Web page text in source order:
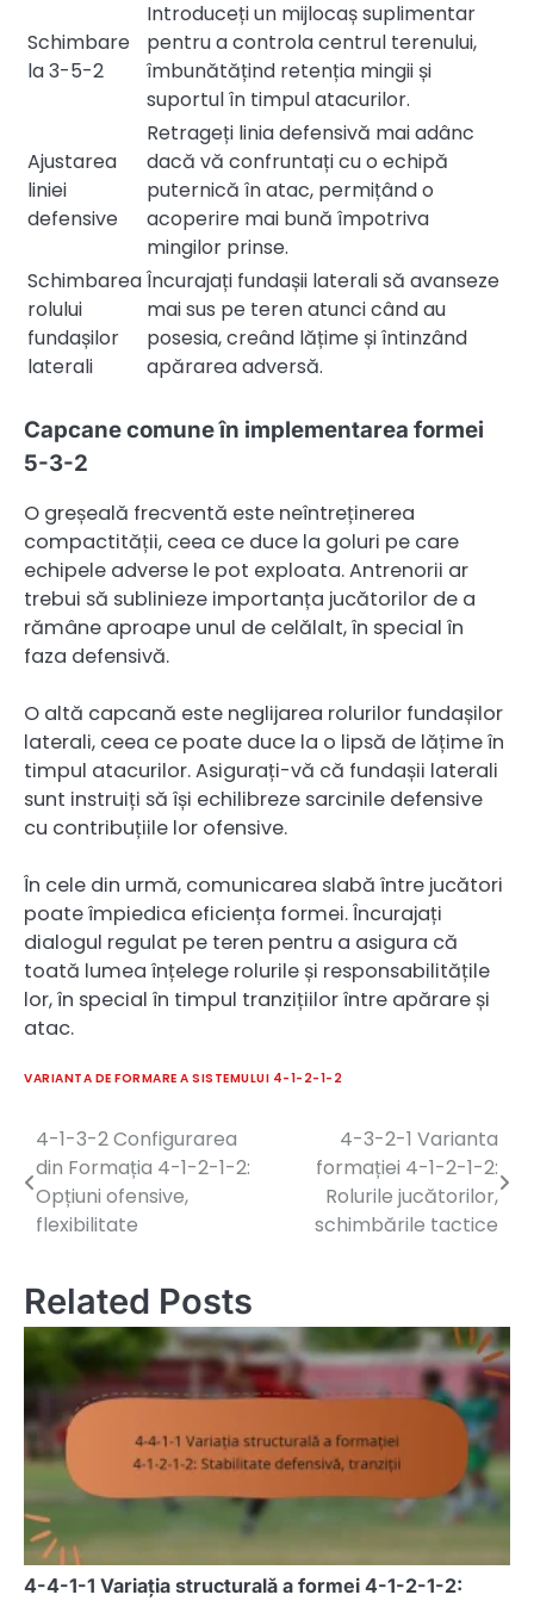
Schimbare
la 3-5-2
Introduceți un mijlocaș suplimentar
pentru a controla centrul terenului,
îmbunătățind retenția mingii și
suportul în timpul atacurilor.
Ajustarea
liniei
defensive
Retrageți linia defensivă mai adânc
dacă vă confruntați cu o echipă
puternică în atac, permițând o
acoperire mai bună împotriva
mingilor prinse.
Schimbarea
rolului
fundașilor
laterali
Încurajați fundașii laterali să avanseze
mai sus pe teren atunci când au
posesia, creând lățime și întinzând
apărarea adversă.
Capcane comune în implementarea formei
5-3-2
O greșeală frecventă este neîntreținerea
compactității, ceea ce duce la goluri pe care
echipele adverse le pot exploata. Antrenorii ar
trebui să sublinieze importanța jucătorilor de a
rămâne aproape unul de celălalt, în special în
faza defensivă.
O altă capcană este neglijarea rolurilor fundașilor
laterali, ceea ce poate duce la o lipsă de lățime în
timpul atacurilor. Asigurați-vă că fundașii laterali
sunt instruiți să își echilibreze sarcinile defensive
cu contribuțiile lor ofensive.
În cele din urmă, comunicarea slabă între jucători
poate împiedica eficiența formei. Încurajați
dialogul regulat pe teren pentru a asigura că
toată lumea înțelege rolurile și responsabilitățile
lor, în special în timpul tranzițiilor între apărare și
atac.
VARIANTA DE FORMARE A SISTEMULUI 4-1-2-1-2
Post
navigation
4-1-3-2 Configurarea
din Formația 4-1-2-1-2:
Opțiuni ofensive,
flexibilitate
4-3-2-1 Varianta
formației 4-1-2-1-2:
Rolurile jucătorilor,
schimbările tactice
Related Posts
4-4-1-1 Variația structurală a formei 4-1-2-1-2: